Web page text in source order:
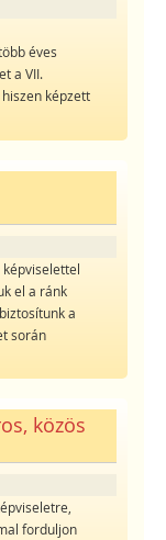
éves
a VII.
képzett
el a ránk
a
során
közös
forduljon